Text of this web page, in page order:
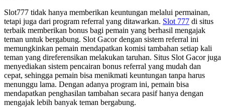
Slot777 tidak hanya memberikan keuntungan melalui permainan,
tetapi juga dari program referral yang ditawarkan. Slot 777 di situs
terbaik memberikan bonus bagi pemain yang berhasil mengajak
teman untuk bergabung. Slot Gacor dengan sistem referral ini
memungkinkan pemain mendapatkan komisi tambahan setiap kali
teman yang direferensikan melakukan taruhan. Situs Slot Gacor juga
menyediakan sistem pencairan bonus referral yang mudah dan
cepat, sehingga pemain bisa menikmati keuntungan tanpa harus
menunggu lama. Dengan adanya program ini, pemain bisa
mendapatkan penghasilan tambahan secara pasif hanya dengan
mengajak lebih banyak teman bergabung.